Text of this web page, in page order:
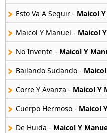
20 músicas online
Anton La Voz De Oro
10 músicas online
Anuel Aa
257 músicas online
Arcangel
416 músicas online
Esto Va A Seguir - Maicol
Maicol Y Manuel - Maicol
No Invente - Maicol Y
Bailando Sudando -
Corre Y Avanza - Maicol Y
Cuerpo Hermoso - Maicol
De Huida - Maicol Y